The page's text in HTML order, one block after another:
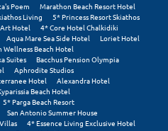
Poem
Marathon Beach Resort Hotel
Living
5* Princess Resort Skiathos
Hotel
4* Core Hotel Chalkidiki
Aqua Mare Sea Side Hotel
Loriet Hotel
Wellness Beach Hotel
Suites
Bacchus Pension Olympia
Aphrodite Studios
Hotel
Alexandra Hotel
Beach Hotel
5* Parga Beach Resort
San Antonio Summer House
4* Essence Living Exclusive Hotel